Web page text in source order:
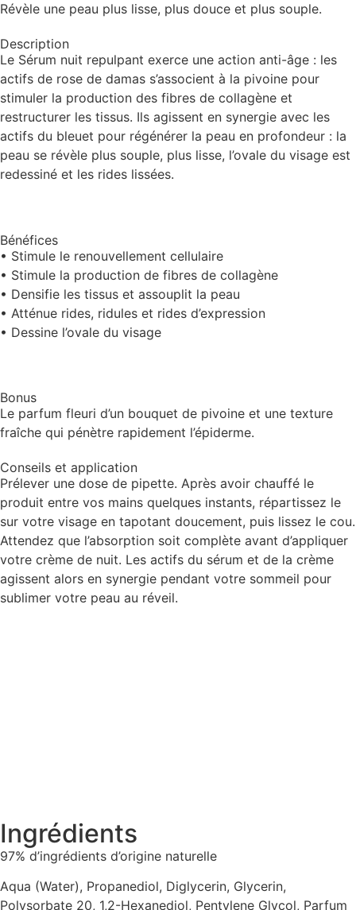
Révèle une peau plus lisse, plus douce et plus souple.
Description
Le Sérum nuit repulpant exerce une action anti-âge : les
actifs de rose de damas s’associent à la pivoine pour
stimuler la production des fibres de collagène et
restructurer les tissus. Ils agissent en synergie avec les
actifs du bleuet pour régénérer la peau en profondeur : la
peau se révèle plus souple, plus lisse, l’ovale du visage est
redessiné et les rides lissées.
Bénéfices
• Stimule le renouvellement cellulaire
• Stimule la production de fibres de collagène
• Densifie les tissus et assouplit la peau
• Atténue rides, ridules et rides d’expression
• Dessine l’ovale du visage
Bonus
Le parfum fleuri d’un bouquet de pivoine et une texture
fraîche qui pénètre rapidement l’épiderme.
Conseils et application
Prélever une dose de pipette. Après avoir chauffé le
produit entre vos mains quelques instants, répartissez le
sur votre visage en tapotant doucement, puis lissez le cou.
Attendez que l’absorption soit complète avant d’appliquer
votre crème de nuit. Les actifs du sérum et de la crème
agissent alors en synergie pendant votre sommeil pour
sublimer votre peau au réveil.
Ingrédients
97% d’ingrédients d’origine naturelle
Aqua (Water), Propanediol, Diglycerin, Glycerin,
Polysorbate 20, 1,2-Hexanediol, Pentylene Glycol, Parfum